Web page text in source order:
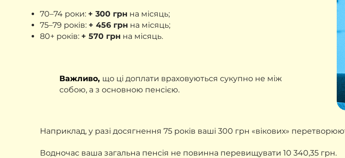
70–74 роки: + 300 грн на місяць;
75–79 років: + 456 грн на місяць;
80+ років: + 570 грн на місяць.
Важливо, що ці доплати враховуються сукупно не між
собою, а з основною пенсією.
Наприклад, у разі досягнення 75 років ваші 300 грн «вікових»
Водночас ваша загальна пенсія не повинна перевищувати 10 340,35 грн.